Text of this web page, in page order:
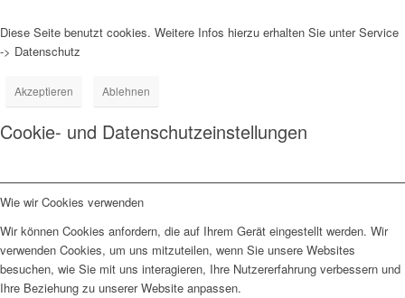
Diese Seite benutzt cookies. Weitere Infos hierzu erhalten Sie unter Service
-> Datenschutz
Akzeptieren Ablehnen
Cookie- und Datenschutzeinstellungen
Wie wir Cookies verwenden
Wir können Cookies anfordern, die auf Ihrem Gerät eingestellt werden. Wir
verwenden Cookies, um uns mitzuteilen, wenn Sie unsere Websites
besuchen, wie Sie mit uns interagieren, Ihre Nutzererfahrung verbessern und
Ihre Beziehung zu unserer Website anpassen.